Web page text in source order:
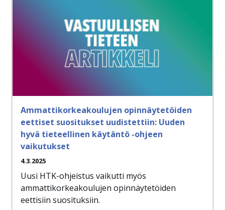
Ammattikorkeakoulujen opinnäytetöiden
eettiset suositukset uudistettiin: Uuden
hyvä tieteellinen käytäntö -ohjeen
vaikutukset
4.3.2025
Uusi HTK-ohjeistus vaikutti myös
ammattikorkeakoulujen opinnäytetöiden
eettisiin suosituksiin.